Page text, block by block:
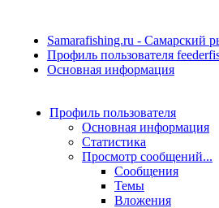
Samarafishing.ru - Самарский
Профиль пользователя
Основная информация
Профиль пользователя
Основная информация
Статистика
Просмотр сообщений...
Сообщения
Темы
Вложения